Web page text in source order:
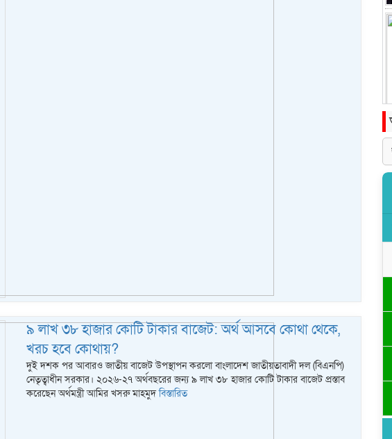
৯ লাখ ৩৮ হাজার কোটি টাকার বাজেট: অর্থ আসবে কোথা থেকে,
খরচ হবে কোথায়?
দুই দশক পর আবারও জাতীয় বাজেট উপস্থাপন করলো বাংলাদেশ জাতীয়তাবাদী দল (বিএনপি)
নেতৃত্বাধীন সরকার। ২০২৬-২৭ অর্থবছরের জন্য ৯ লাখ ৩৮ হাজার কোটি টাকার বাজেট প্রস্তাব
করেছেন অর্থমন্ত্রী আমির খসরু মাহমুদবিস্তারিত